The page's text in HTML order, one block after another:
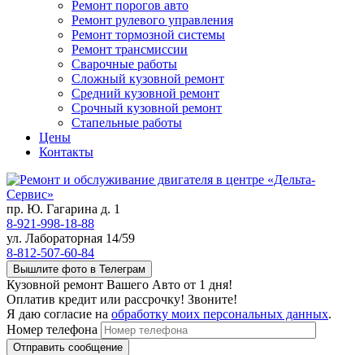
Ремонт порогов авто
Ремонт рулевого управления
Ремонт тормозной системы
Ремонт трансмиссии
Сварочные работы
Сложный кузовной ремонт
Средний кузовной ремонт
Срочный кузовной ремонт
Стапельные работы
Цены
Контакты
пр. Ю. Гагарина д. 1
8-921-998-18-88
ул. Лабораторная 14/59
8-812-507-60-84
Вышлите фото в Телеграм
Кузовной ремонт Вашего Авто от 1 дня!
Оплатив кредит или рассрочку! Звоните!
Я даю согласие на обработку моих персональных данных.
Номер телефона